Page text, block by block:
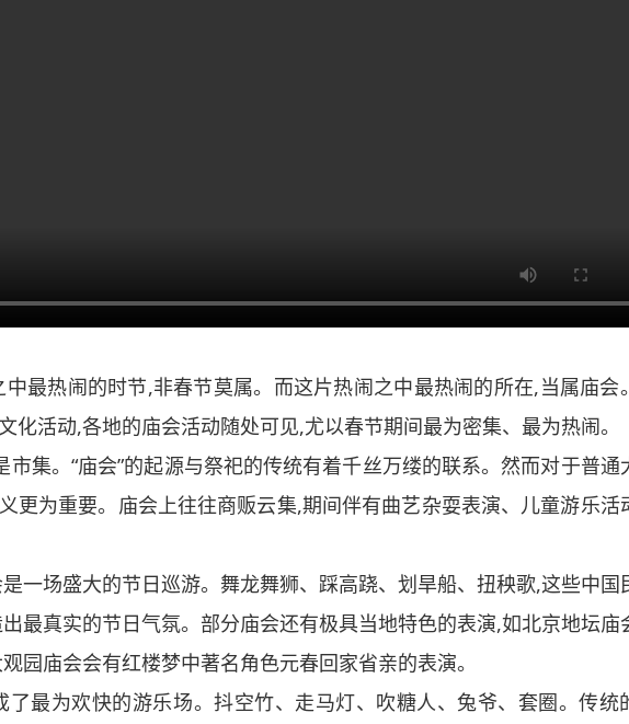
热闹的时节,非春节莫属。而这片热闹之中最热闹的所在,当属庙会
化活动,各地的庙会活动随处可见,尤以春节期间最为密集、最为热闹。
集。“庙会”的起源与祭祀的传统有着千丝万缕的联系。然而对于普通
更为重要。庙会上往往商贩云集,期间伴有曲艺杂耍表演、儿童游乐活
场盛大的节日巡游。舞龙舞狮、踩高跷、划旱船、扭秧歌,这些中国
最真实的节日气氛。部分庙会还有极具当地特色的表演,如北京地坛庙
园庙会会有红楼梦中著名角色元春回家省亲的表演。
最为欢快的游乐场。抖空竹、走马灯、吹糖人、兔爷、套圈。传统